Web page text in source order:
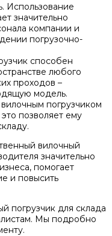
Использование
значительно
компании и
погрузочно-
способен
любого
проходов –
модель.
погрузчиком
позволяет ему
вилочный
значительно
помогает
и повысить
погрузчик для склада
Мы подробно